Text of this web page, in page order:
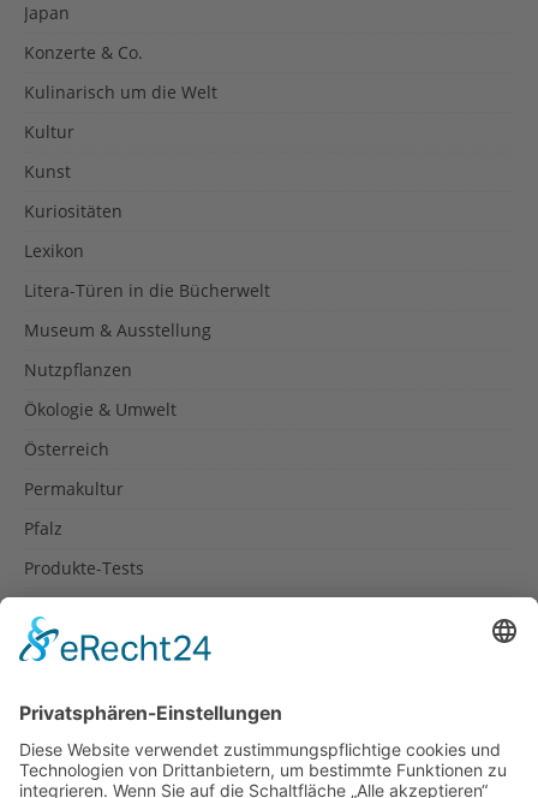
Japan
Konzerte & Co.
Kulinarisch um die Welt
Kultur
Kunst
Kuriositäten
Lexikon
Litera-Türen in die Bücherwelt
Museum & Ausstellung
Nutzpflanzen
Ökologie & Umwelt
Österreich
Permakultur
Pfalz
Produkte-Tests
Rezepte
Spanien
Südtirol